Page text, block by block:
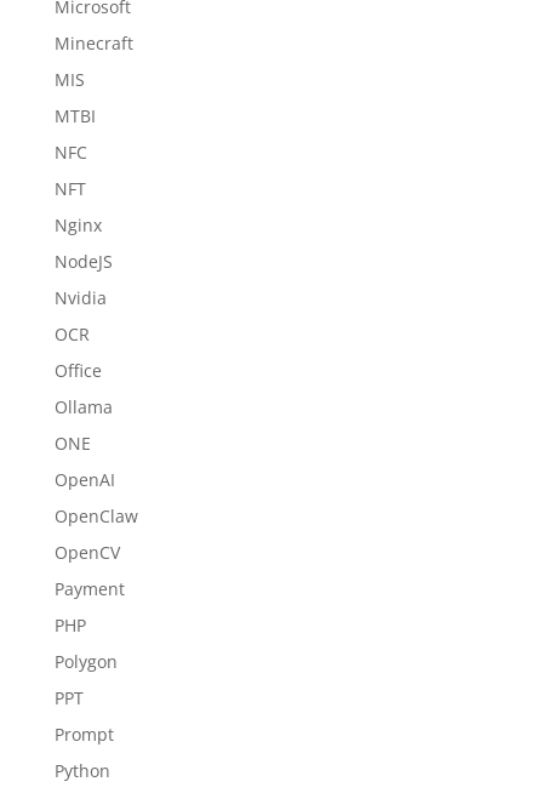
Microsoft
Minecraft
MIS
MTBI
NFC
NFT
Nginx
NodeJS
Nvidia
OCR
Office
Ollama
ONE
OpenAI
OpenClaw
OpenCV
Payment
PHP
Polygon
PPT
Prompt
Python